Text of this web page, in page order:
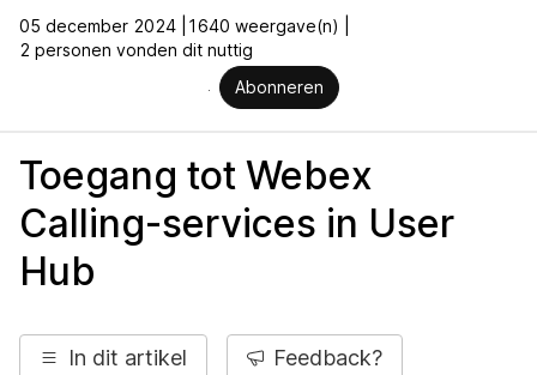
05 december 2024 |
1640 weergave(n) |
2 personen vonden dit nuttig
Abonneren
Toegang tot Webex
Calling-services in User
Hub
In dit artikel Feedback?